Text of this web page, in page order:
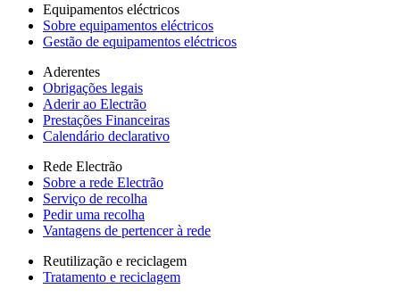
Equipamentos eléctricos
Sobre equipamentos eléctricos
Gestão de equipamentos eléctricos
Aderentes
Obrigações legais
Aderir ao Electrão
Prestações Financeiras
Calendário declarativo
Rede Electrão
Sobre a rede Electrão
Serviço de recolha
Pedir uma recolha
Vantagens de pertencer à rede
Reutilização e reciclagem
Tratamento e reciclagem